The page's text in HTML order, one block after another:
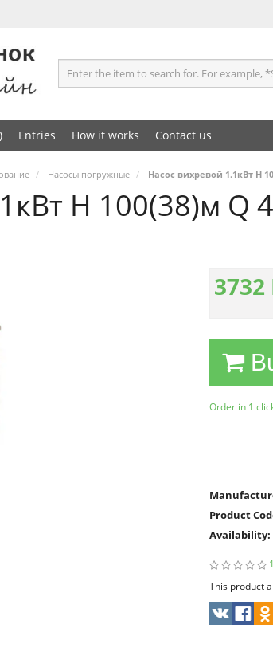
Entries How it works Contact us
Насосы погружные Насос вихревой 1.1кВт H
H 100(38)м
3732
Order in 1
Product
Availability:
This product